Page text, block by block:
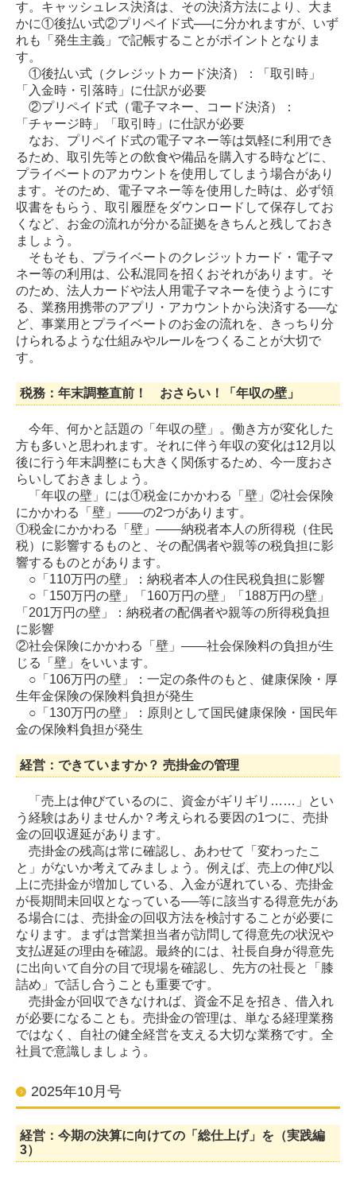
す。キャッシュレス決済は、その決済方法により、大ま
かに①後払い式②プリペイド式──に分かれますが、いず
れも「発生主義」で記帳することがポイントとなりま
す。
①後払い式（クレジットカード決済）：「取引時」
「入金時・引落時」に仕訳が必要
②プリペイド式（電子マネー、コード決済）：
「チャージ時」「取引時」に仕訳が必要
なお、プリペイド式の電子マネー等は気軽に利用でき
るため、取引先等との飲食や備品を購入する時などに、
プライベートのアカウントを使用してしまう場合があり
ます。そのため、電子マネー等を使用した時は、必ず領
収書をもらう、取引履歴をダウンロードして保存してお
くなど、お金の流れが分かる証拠をきちんと残しておき
ましょう。
そもそも、プライベートのクレジットカード・電子マ
ネー等の利用は、公私混同を招くおそれがあります。そ
のため、法人カードや法人用電子マネーを使うようにす
る、業務用携帯のアプリ・アカウントから決済する──な
ど、事業用とプライベートのお金の流れを、きっちり分
けられるような仕組みやルールをつくることが大切で
す。
税務：年末調整直前！ おさらい！「年収の壁」
今年、何かと話題の「年収の壁」。働き方が変化した
方も多いと思われます。それに伴う年収の変化は12月以
後に行う年末調整にも大きく関係するため、今一度おさ
らいしておきましょう。
「年収の壁」には①税金にかかわる「壁」②社会保険
にかかわる「壁」――の2つがあります。
①税金にかかわる「壁」――納税者本人の所得税（住民
税）に影響するものと、その配偶者や親等の税負担に影
響するものとがあります。
○「110万円の壁」：納税者本人の住民税負担に影響
○「150万円の壁」「160万円の壁」「188万円の壁」
「201万円の壁」：納税者の配偶者や親等の所得税負担
に影響
②社会保険にかかわる「壁」――社会保険料の負担が生
じる「壁」をいいます。
○「106万円の壁」：一定の条件のもと、健康保険・厚
生年金保険の保険料負担が発生
○「130万円の壁」：原則として国民健康保険・国民年
金の保険料負担が発生
経営：できていますか？ 売掛金の管理
「売上は伸びているのに、資金がギリギリ……」とい
う経験はありませんか？考えられる要因の1つに、売掛
金の回収遅延があります。
売掛金の残高は常に確認し、あわせて「変わったこ
と」がないか考えてみましょう。例えば、売上の伸び以
上に売掛金が増加している、入金が遅れている、売掛金
が長期間未回収となっている──等に該当する得意先があ
る場合には、売掛金の回収方法を検討することが必要に
なります。まずは営業担当者が訪問して得意先の状況や
支払遅延の理由を確認。最終的には、社長自身が得意先
に出向いて自分の目で現場を確認し、先方の社長と「膝
詰め」で話し合うことも重要です。
売掛金が回収できなければ、資金不足を招き、借入れ
が必要になることも。売掛金の管理は、単なる経理業務
ではなく、自社の健全経営を支える大切な業務です。全
社員で意識しましょう。
2025年10月号
経営：今期の決算に向けての「総仕上げ」を（実践編
3）